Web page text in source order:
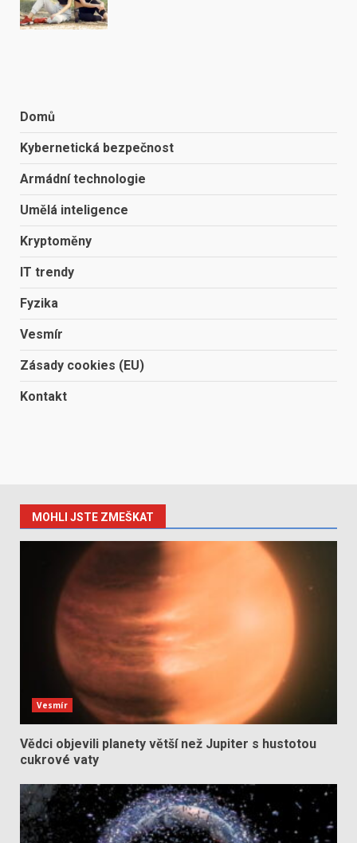
Domů
Kybernetická bezpečnost
Armádní technologie
Umělá inteligence
Kryptoměny
IT trendy
Fyzika
Vesmír
Zásady cookies (EU)
Kontakt
MOHLI JSTE ZMEŠKAT
Vesmír
Vědci objevili planety větší než Jupiter s hustotou
cukrové vaty